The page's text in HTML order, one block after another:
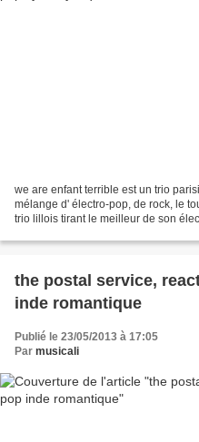
we are enfant terrible est un trio
mélange d' électro-pop, de rock, le
trio lillois tirant le meilleur de son
the postal service,
inde romantique
Publié le 23/05/2013 à 17:05
Par musicali